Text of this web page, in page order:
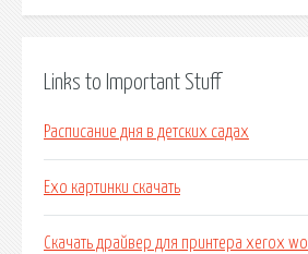
Links to Important Stuff
Расписание дня в детских садах
Exo картинки скачать
Скачать драйвер для принтера xerox